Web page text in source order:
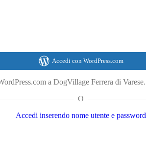
Accedi con WordPress.com
a DogVillage Ferrera di Varese.
O
Accedi inserendo nome utente e password